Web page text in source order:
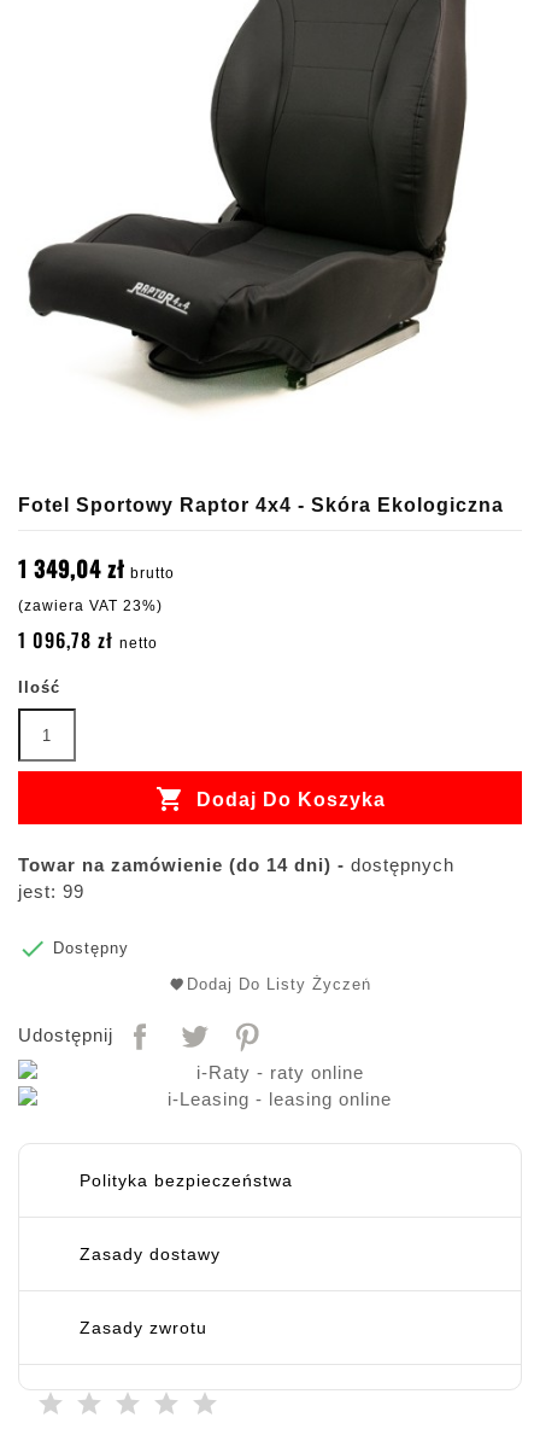
Fotel Sportowy Raptor 4x4 - Skóra Ekologiczna
1 349,04 zł brutto
(zawiera VAT 23%)
1 096,78 zł netto
Ilość
 Dodaj Do Koszyka
Towar na zamówienie (do 14 dni) - dostępnych
jest: 99

Dostępny
Dodaj Do Listy Życzeń
Udostępnij
Polityka bezpieczeństwa
Zasady dostawy
Zasady zwrotu